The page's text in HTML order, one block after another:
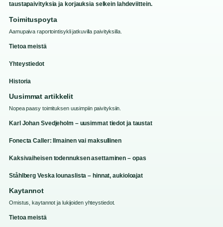
taustapaivityksia ja korjauksia selkein lahdeviittein.
Toimituspoyta
Aamupaiva raportointisykli jatkuvilla paivityksilla.
Tietoa meistä
Yhteystiedot
Historia
Uusimmat artikkelit
Nopea paasy toimituksen uusimpiin paivityksiin.
Karl Johan Svedjeholm – uusimmat tiedot ja taustat
Fonecta Caller: Ilmainen vai maksullinen
Kaksivaiheisen todennuksen asettaminen – opas
Ståhlberg Veska lounaslista – hinnat, aukioloajat
Kaytannot
Omistus, kaytannot ja lukijoiden yhteystiedot.
Tietoa meistä